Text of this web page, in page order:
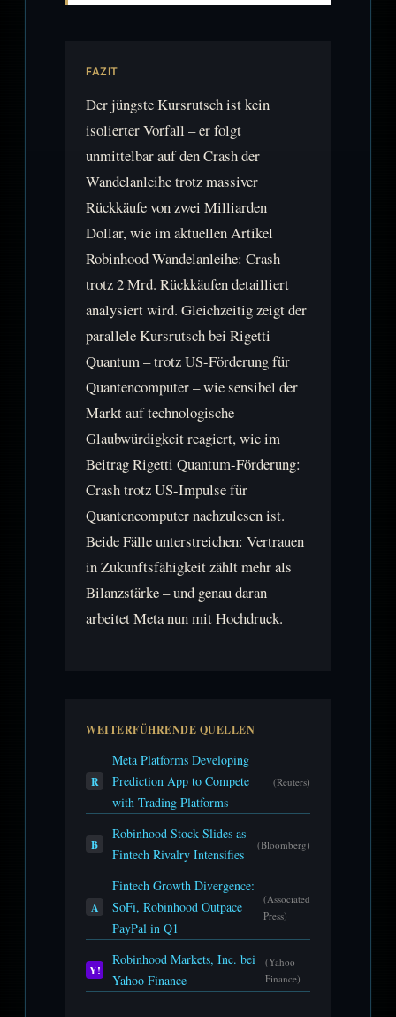
FAZIT
Der jüngste Kursrutsch ist kein
isolierter Vorfall – er folgt
unmittelbar auf den Crash der
Wandelanleihe trotz massiver
Rückkäufe von zwei Milliarden
Dollar, wie im aktuellen Artikel
Robinhood Wandelanleihe: Crash
trotz 2 Mrd. Rückkäufen detailliert
analysiert wird. Gleichzeitig zeigt der
parallele Kursrutsch bei Rigetti
Quantum – trotz US-Förderung für
Quantencomputer – wie sensibel der
Markt auf technologische
Glaubwürdigkeit reagiert, wie im
Beitrag Rigetti Quantum-Förderung:
Crash trotz US-Impulse für
Quantencomputer nachzulesen ist.
Beide Fälle unterstreichen: Vertrauen
in Zukunftsfähigkeit zählt mehr als
Bilanzstärke – und genau daran
arbeitet Meta nun mit Hochdruck.
WEITERFÜHRENDE QUELLEN
R
Meta Platforms Developing
Prediction App to Compete
with Trading Platforms
(Reuters)
B
Robinhood Stock Slides as
Fintech Rivalry Intensifies
(Bloomberg)
A
Fintech Growth Divergence:
SoFi, Robinhood Outpace
PayPal in Q1
(Associated
Press)
Y!
Robinhood Markets, Inc. bei
Yahoo Finance
(Yahoo
Finance)